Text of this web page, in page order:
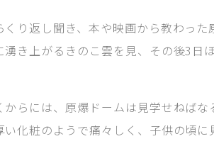
くり返し聞き、本や映画から教わっ
湧き上がるきのこ雲を見、その後3
からには、原爆ドームは見学せねば
化粧のようで痛々しく、子供の頃に